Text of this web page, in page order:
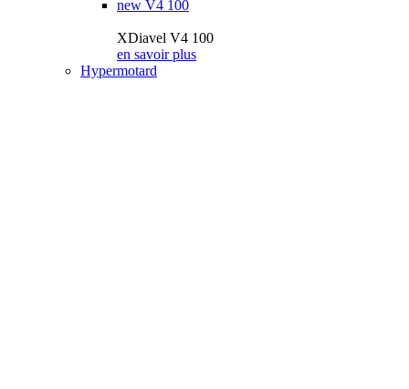
new V4 100
XDiavel V4 100
en savoir plus
Hypermotard